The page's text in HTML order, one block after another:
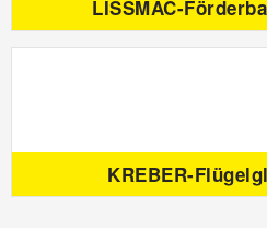
LISSMAC-
KREBER-